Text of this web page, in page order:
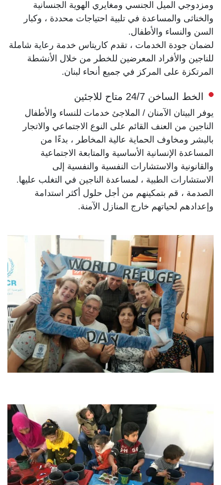
ومزدوجي الميل الجنسي ومغايري الهوية الجنسانية
والخناثى والمساعدة في تلبية احتياجات محددة ، وكبار
السن والنساء والأطفال.
لضمان جودة الخدمات ، تقدم كاريتاس خدمة رعاية شاملة
للناجين والأفراد المعرضين للخطر من خلال الأنشطة
المرتكزة على المركز في جميع أنحاء لبنان.
الخط الساخن 24/7 متاح للاجئين
يوفر البيتان الآمنان / الملاجئ خدمات للنساء والأطفال
الناجين من العنف القائم على النوع الاجتماعي والاتجار
بالبشر ومخاوف الحماية عالية المخاطر ، بدءًا من
المساعدة الإنسانية الأساسية والمتابعة الاجتماعية
والقانونية والاستشارات النفسية والنفسية إلى
الاستشارات الطبية ، لمساعدة الناجين في التغلب عليها.
الصدمة ، قم بتمكينهم من أجل حلول أكثر استدامة
وإعدادهم لحياتهم خارج المنازل الآمنة.